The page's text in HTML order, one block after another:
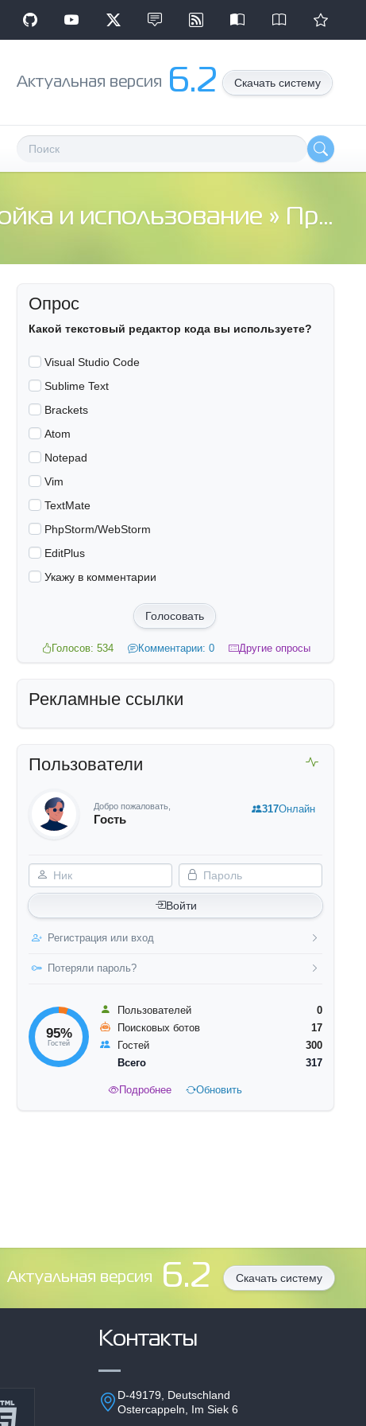
Aктуальная версия 6.2 Скачать систему
и использование » Проблема с загрузкой сраниц в SLAED CMS 2.6 Lite Final!!!
Опрос
Какой текстовый редактор кода вы используете?
Visual Studio Code
Sublime Text
Brackets
Atom
Notepad
Vim
TextMate
PhpStorm/WebStorm
EditPlus
Укажу в комментарии
Голосовать
Голосов: 534 Комментарии: 0 Другие опросы
Рекламные ссылки
Пользователи
Добро пожаловать,
Гость
Ник Пароль
Войти
Регистрация или вход
Потеряли пароль?
317Онлайн
95%
Гостей
Пользователей
0
Поисковых ботов
17
Гостей
300
Всего
317
Подробнее Обновить
Aктуальная версия 6.2 Скачать систему
Контакты
D-49179, Deutschland
Ostercappeln, Im Siek 6